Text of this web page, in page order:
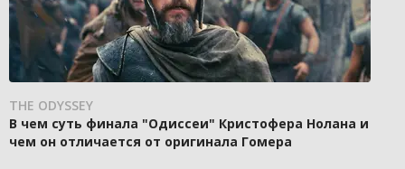
THE ODYSSEY
В чем суть финала "Одиссеи" Кристофера Нолана и
чем он отличается от оригинала Гомера